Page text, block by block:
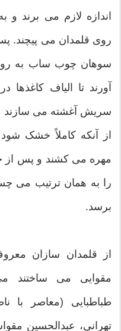
اندازه لازم می برند
روی قلمدان می پیچند.
سوهان چوب ساب به
آورند تا الیاف
سریش آغشته می سازند
از آنکه کاملاً خشک
مهره می کشند و پس از
را به همان ترتیب می
برسد.
از قلمدان سازان
مقوایی می ساختند
طباطبایی (معاصر با
تهرانی، عبدالحسین